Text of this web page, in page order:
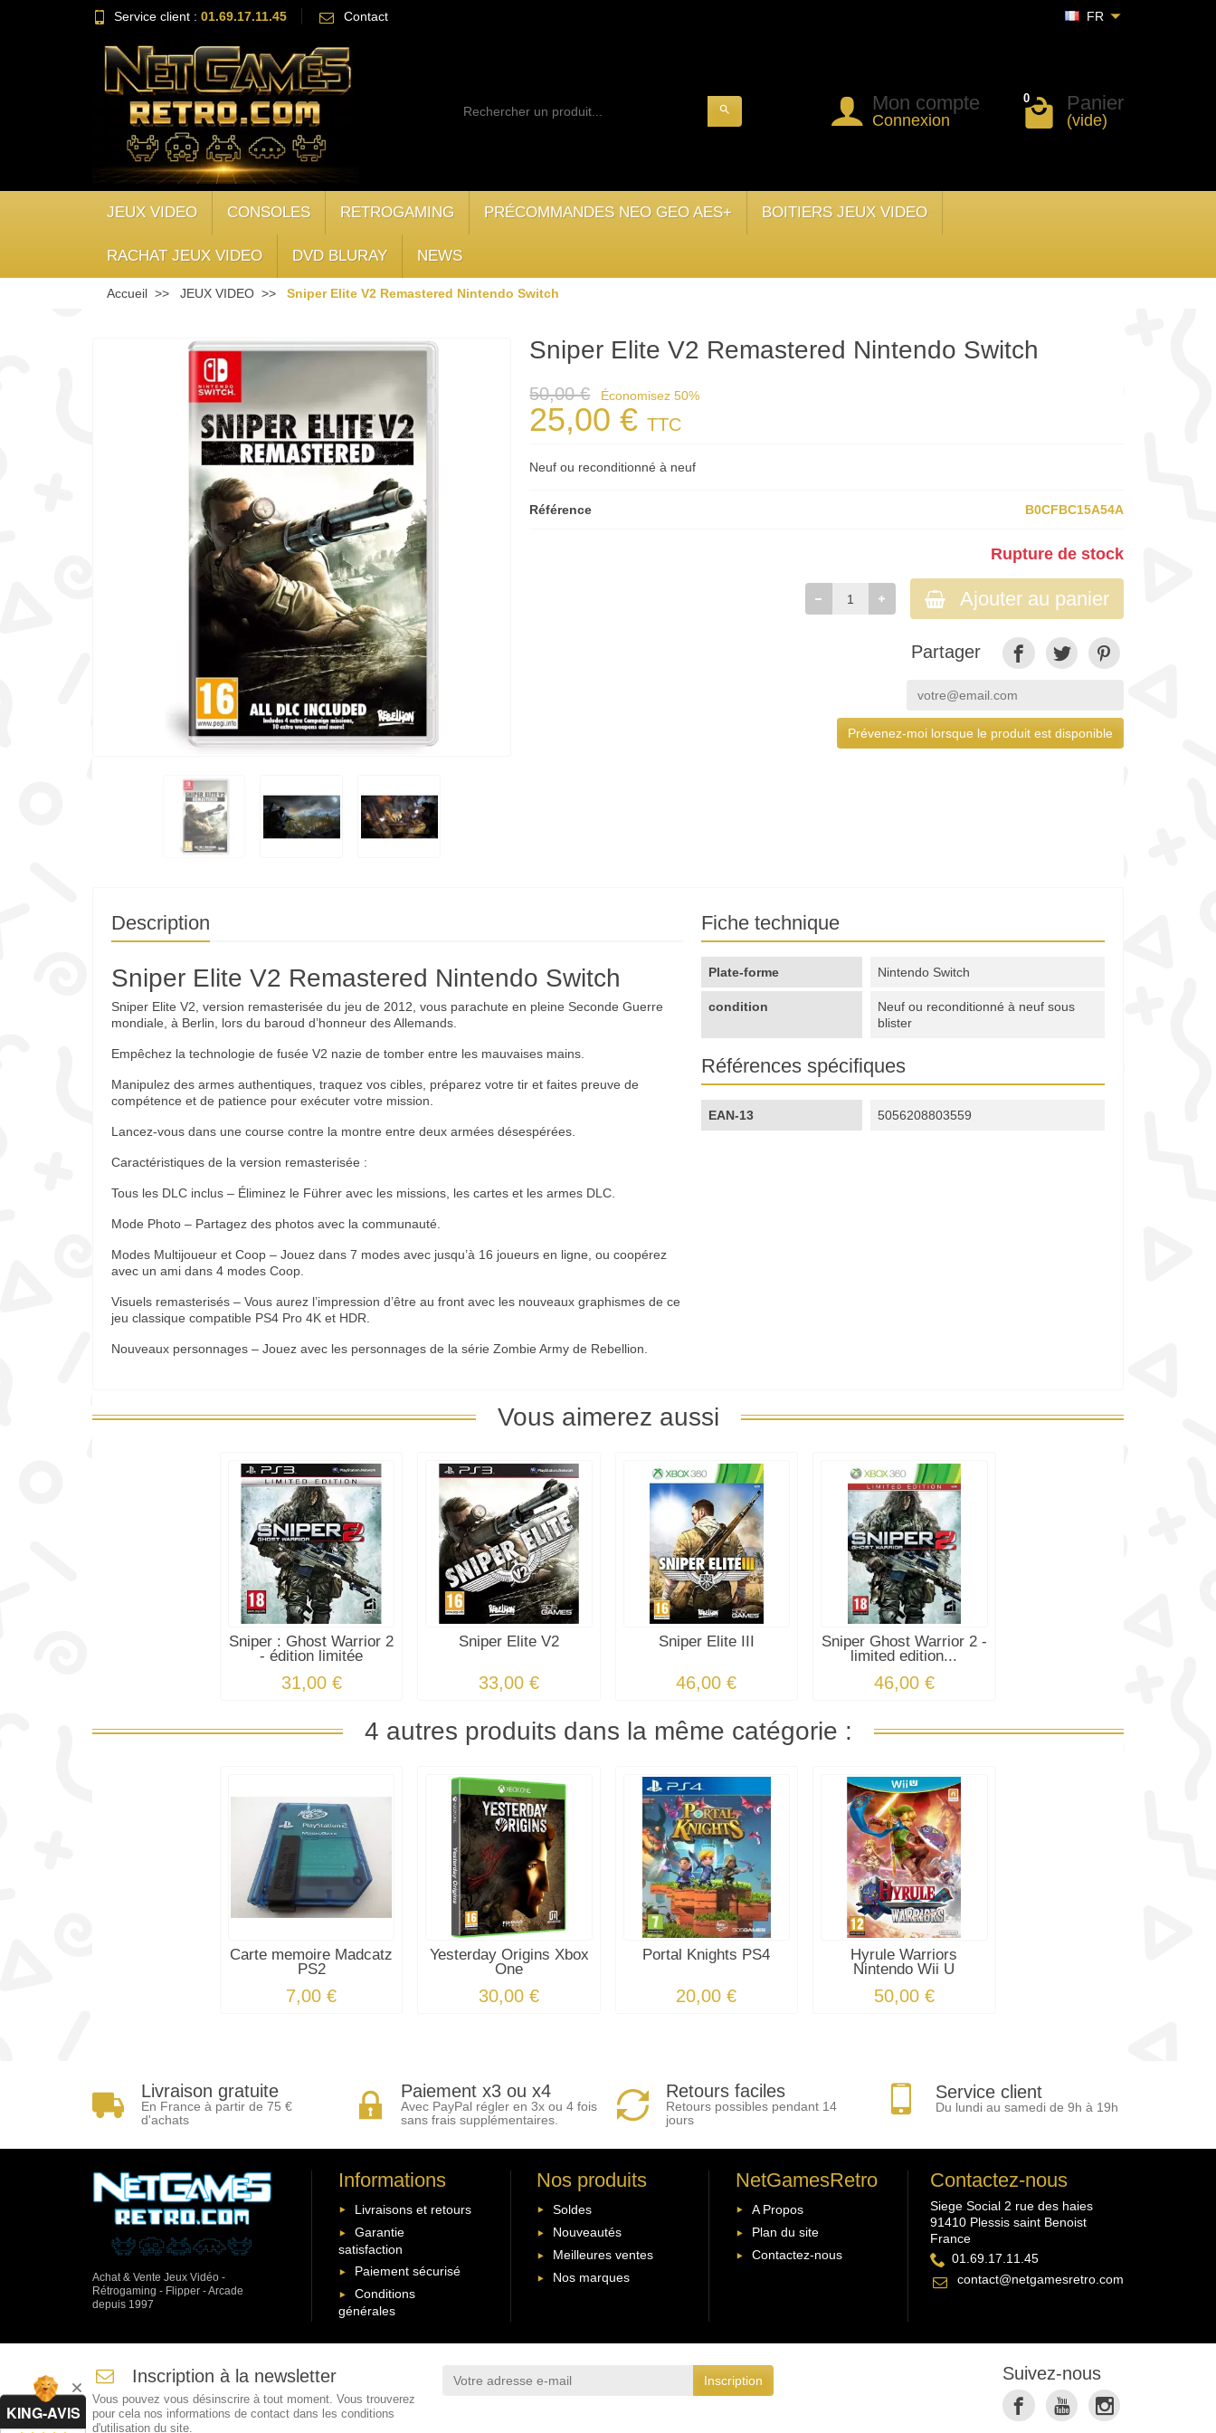
Service client : 01.69.17.11.45 Contact FR
search Mon compte
Connexion
0 Panier
(vide)
JEUX VIDEO CONSOLES RETROGAMING PRÉCOMMANDES NEO GEO AES+ BOITIERS JEUX VIDEO
RACHAT JEUX VIDEO DVD BLURAY NEWS
Accueil JEUX VIDEO Sniper Elite V2 Remastered Nintendo Switch
Sniper Elite V2 Remastered Nintendo Switch
50,00 € Économisez 50%
25,00 €TTC
Neuf ou reconditionné à neuf
Référence B0CFBC15A54A
Rupture de stock
Ajouter au panier
Partager
Prévenez-moi lorsque le produit est disponible
Description
Sniper Elite V2 Remastered Nintendo Switch
Sniper Elite V2, version remasterisée du jeu de 2012, vous parachute en pleine Seconde Guerre
mondiale, à Berlin, lors du baroud d’honneur des Allemands.
Empêchez la technologie de fusée V2 nazie de tomber entre les mauvaises mains.
Manipulez des armes authentiques, traquez vos cibles, préparez votre tir et faites preuve de
compétence et de patience pour exécuter votre mission.
Lancez-vous dans une course contre la montre entre deux armées désespérées.
Caractéristiques de la version remasterisée :
Tous les DLC inclus – Éliminez le Führer avec les missions, les cartes et les armes DLC.
Mode Photo – Partagez des photos avec la communauté.
Modes Multijoueur et Coop – Jouez dans 7 modes avec jusqu’à 16 joueurs en ligne, ou coopérez
avec un ami dans 4 modes Coop.
Visuels remasterisés – Vous aurez l’impression d’être au front avec les nouveaux graphismes de ce
jeu classique compatible PS4 Pro 4K et HDR.
Nouveaux personnages – Jouez avec les personnages de la série Zombie Army de Rebellion.
Fiche technique
Plate-forme Nintendo Switch
condition
Neuf ou reconditionné à neuf sous
blister
Références spécifiques
EAN-13 5056208803559
Vous aimerez aussi
Sniper : Ghost Warrior 2
- édition limitée
31,00 €
Sniper Elite V2
33,00 €
Sniper Elite III
46,00 €
Sniper Ghost Warrior 2 -
limited edition...
46,00 €
4 autres produits dans la même catégorie :
Carte memoire Madcatz
PS2
7,00 €
Yesterday Origins Xbox
One
30,00 €
Portal Knights PS4
20,00 €
Hyrule Warriors
Nintendo Wii U
50,00 €
Livraison gratuite
En France à partir de 75 €
d'achats
Paiement x3 ou x4
Avec PayPal régler en 3x ou 4 fois
sans frais supplémentaires.
Retours faciles
Retours possibles pendant 14
jours
Service client
Du lundi au samedi de 9h à 19h
Achat & Vente Jeux Vidéo -
Rétrogaming - Flipper - Arcade
depuis 1997
Informations
Livraisons et retours
Garantie
satisfaction
Paiement sécurisé
Conditions
générales
Nos produits
Soldes
Nouveautés
Meilleures ventes
Nos marques
NetGamesRetro
A Propos
Plan du site
Contactez-nous
Contactez-nous
Siege Social 2 rue des haies
91410 Plessis saint Benoist
France
01.69.17.11.45
contact@netgamesretro.com
Inscription à la newsletter
Vous pouvez vous désinscrire à tout moment. Vous trouverez
pour cela nos informations de contact dans les conditions
d'utilisation du site.
Suivez-nous
KING-AVIS